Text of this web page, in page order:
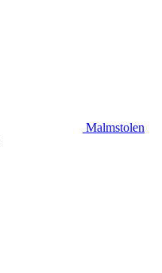
Malmstolen